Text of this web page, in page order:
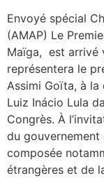
Envoyé spécial
(AMAP) Le
Maïga, est arrivé
représentera le
Assimi Goïta, à la
Luiz Inácio Lula
Congrès. À
du
composée
étrangères et de